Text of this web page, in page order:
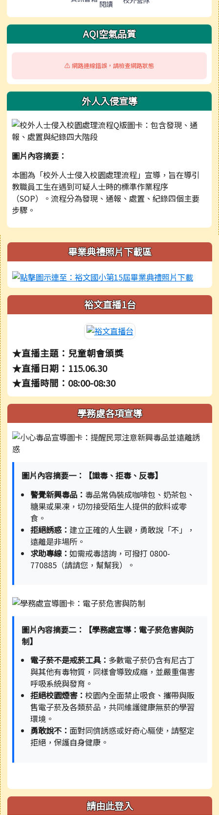
閱讀
AQI空氣品質
⚠️ 網路連線錯誤，請檢查網路狀態
外人入侵宣導
圖片內容摘要：
本圖為「校外人士侵入校園處理流程」宣導，旨在導引
教職員工生在遇到可疑人士時的標準作業程序
（SOP）。流程分為發現、通報、處置、紀錄四個主要
步驟。
右邊區域內容畢業典禮照片下載區
裕文直播1台
★直播主題：兒童朝會頒獎
★直播日期：115.06.30
★直播時間：08:00-08:30
學務處各項宣導
圖片內容摘要一：【識毒、拒毒、反毒】
警覺新興毒品： 毒品常偽裝成咖啡包、奶茶包、
糖果或果凍，切勿接受陌生人提供的飲料或零
食。
拒絕誘惑： 建立正確的人生觀，勇敢說「不」，
遠離是非場所。
求助專線：如需戒毒諮詢，可撥打 0800-
770885（請請您，幫幫我）。
圖片內容摘要二：【學務處宣導：電子菸危害與防
制】
電子菸不是戒菸工具： 多數電子菸仍含有尼古丁
與其他有毒物質，同樣會導致成癮，並嚴重傷害
呼吸系統與發育。
拒絕校園煙害：校園內全面禁止吸食、攜帶與販
售電子菸及各類菸品，共同維護健康無菸的學習
環境。
勇敢說不： 面對同儕誘惑或好奇心驅使，請堅定
拒絕，保護自身健康。
請由此登入